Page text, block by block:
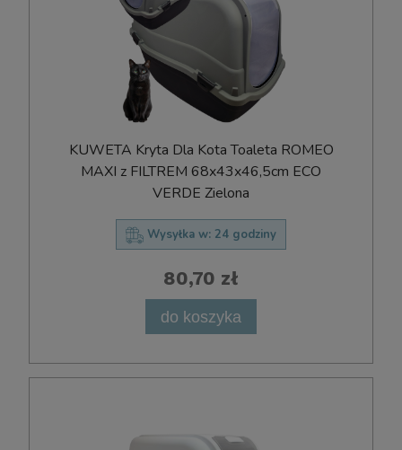
KUWETA Kryta Dla Kota Toaleta ROMEO
MAXI z FILTREM 68x43x46,5cm ECO
VERDE Zielona
Wysyłka w: 24 godziny
80,70 zł
do koszyka